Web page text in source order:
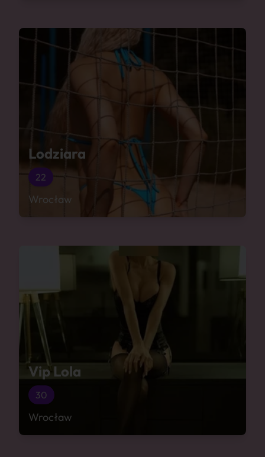
Lodziara
22
Wrocław
Vip Lola
30
Wrocław